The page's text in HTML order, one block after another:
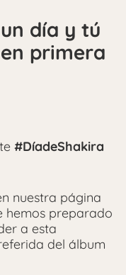
día y tú
primera
#DíadeShakira
nuestra página
hemos preparado
a esta
del álbum